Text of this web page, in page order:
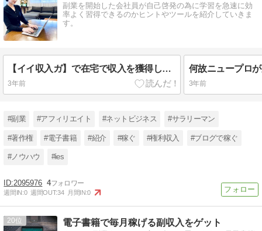
副業を開始した会社員が自己啓発の為に学習を急速に効
率よく習得できるのかヒントやツールを紹介していきま
す。
【イイ収入ガ】で在宅で収入を獲得しよう
3年前
何故ニュープロ
3年前
#副業 #アフィリエイト #ネットビジネス #サラリーマン
#著作権 #電子書籍 #紹介 #稼ぐ #権利収入 #ブログで稼ぐ
#ノウハウ #ies
2095976 4
週間IN:0 週間OUT:34 月間IN:0
20 電子書籍で毎月稼げる副収入をゲット